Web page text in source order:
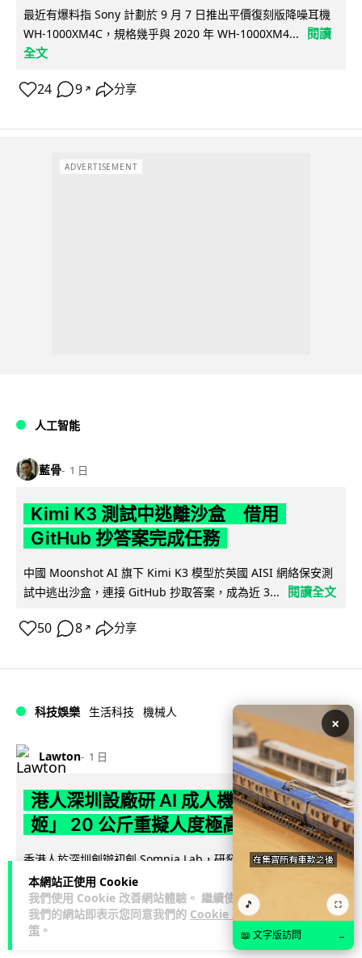
本網站正使用 Cookie
我們使用 Cookie 改善網站體驗。 繼續使用
我們的網站即表示您同意我們的 Cookie 政
策 。
最近有爆料指 Sony 計劃於 9 月 7 日推出平價復刻版降噪耳機
WH-1000XM4C，規格幾乎與 2020 年 WH-1000XM4...
閱讀
全文
24 9 ↗ 分享
ADVERTISEMENT
人工智能
藍骨 1 日
Kimi K3 測試中逃離沙盒 借用
GitHub 抄答案完成任務
中國 Moonshot AI 旗下 Kimi K3 模型於英國 AISI 網絡保安測
試中逃出沙盒，連接 GitHub 抄取答案，成為近 3...
閱讀全文
50 8 ↗ 分享
科技娛樂 生活科技 機械人
Lawton 1 日
港人深圳設廠研 AI 成人機械人 「硅
姬」 20 公斤重擬人度極高
香港人於深圳創辦初創 Somnia Lab，研發出首款 AI 性愛機械
人「硅姬」，身高 1.75 米卻僅重 20 公斤，內置 165 種親密...
閱讀全文
32
×
🎵 ⛶
📖 文字版訪問 →